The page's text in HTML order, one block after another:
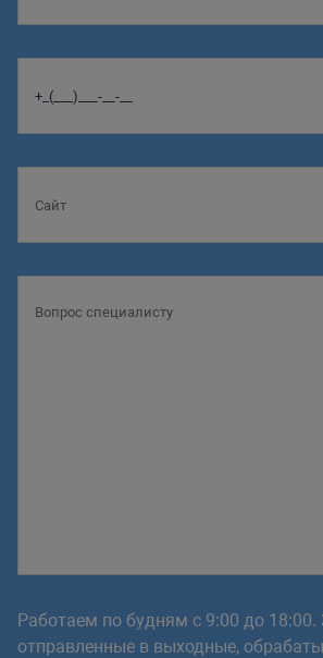
Работаем по будням с 9:00 до 18:00.
отправленные в выходные,